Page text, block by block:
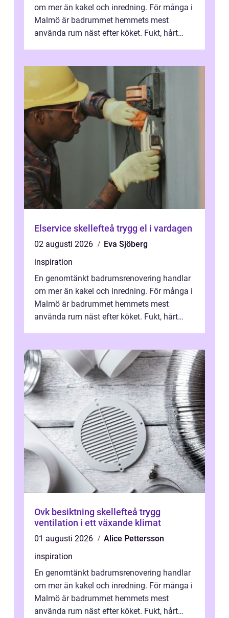
om mer än kakel och inredning. För många i
Malmö är badrummet hemmets mest
använda rum näst efter köket. Fukt, hårt
Elservice skellefteå trygg el i vardagen
02 augusti 2026
Eva Sjöberg
inspiration
En genomtänkt badrumsrenovering handlar
om mer än kakel och inredning. För många i
Malmö är badrummet hemmets mest
använda rum näst efter köket. Fukt, hårt
Ovk besiktning skellefteå trygg
ventilation i ett växande klimat
01 augusti 2026
Alice Pettersson
inspiration
En genomtänkt badrumsrenovering handlar
om mer än kakel och inredning. För många i
Malmö är badrummet hemmets mest
använda rum näst efter köket. Fukt, hårt